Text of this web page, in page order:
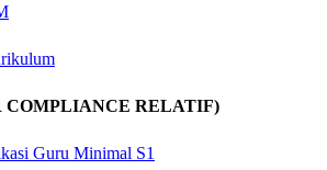
COMPLIANCE RELATIF)
Guru Minimal S1